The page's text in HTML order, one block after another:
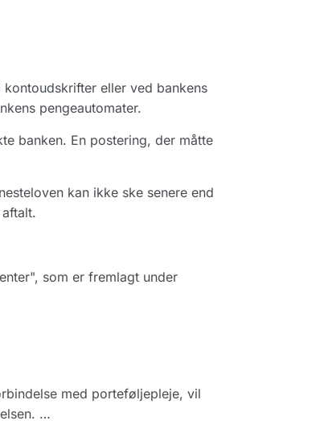
eller ved bankens
pengeautomater.
banken. En postering, der måtte
kan ikke ske senere end
som er fremlagt under
med porteføljepleje, vil
…